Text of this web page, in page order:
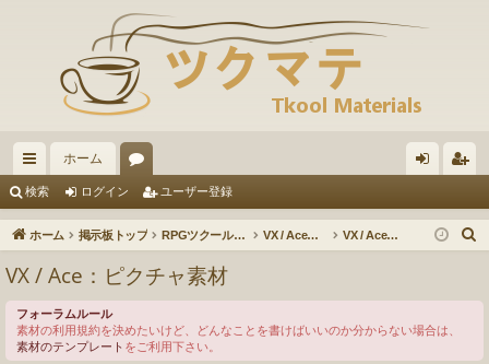
イ
ッ
ン
ク
ホーム
ー
ム
イ ザ
検索 ログイン ユーザー登録
ホーム 掲示板トップ RPGツクールVX / VXAce / XP / 2000 VX / Ace：素材の投稿・ダウンロード VX / Ace：ピクチャ素材
VX / Ace：ピクチャ素材
フォーラムルール
素材の利用規約を決めたいけど、どんなことを書けばいいのか分からない場合は、
素材のテンプレート をご利用下さい。